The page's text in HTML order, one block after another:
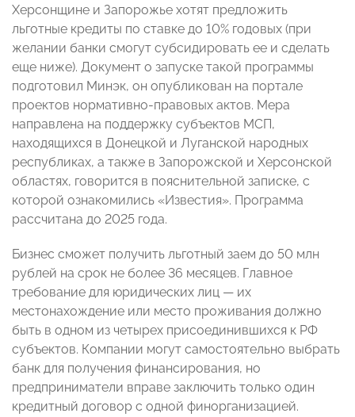
Херсонщине и Запорожье хотят предложить
льготные кредиты по ставке до 10% годовых (при
желании банки смогут субсидировать ее и сделать
еще ниже). Документ о запуске такой программы
подготовил Минэк, он опубликован на портале
проектов нормативно-правовых актов. Мера
направлена на поддержку субъектов МСП,
находящихся в Донецкой и Луганской народных
республиках, а также в Запорожской и Херсонской
областях, говорится в пояснительной записке, с
которой ознакомились «Известия». Программа
рассчитана до 2025 года.
Бизнес сможет получить льготный заем до 50 млн
рублей на срок не более 36 месяцев. Главное
требование для юридических лиц — их
местонахождение или место проживания должно
быть в одном из четырех присоединившихся к РФ
субъектов. Компании могут самостоятельно выбрать
банк для получения финансирования, но
предприниматели вправе заключить только один
кредитный договор с одной финорганизацией.